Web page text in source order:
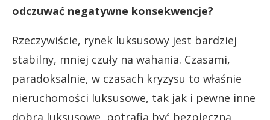
odczuwać negatywne konsekwencje?
Rzeczywiście, rynek luksusowy jest bardziej
stabilny, mniej czuły na wahania. Czasami,
paradoksalnie, w czasach kryzysu to właśnie
nieruchomości luksusowe, tak jak i pewne inne
dobra luksusowe, potrafią być bezpieczną